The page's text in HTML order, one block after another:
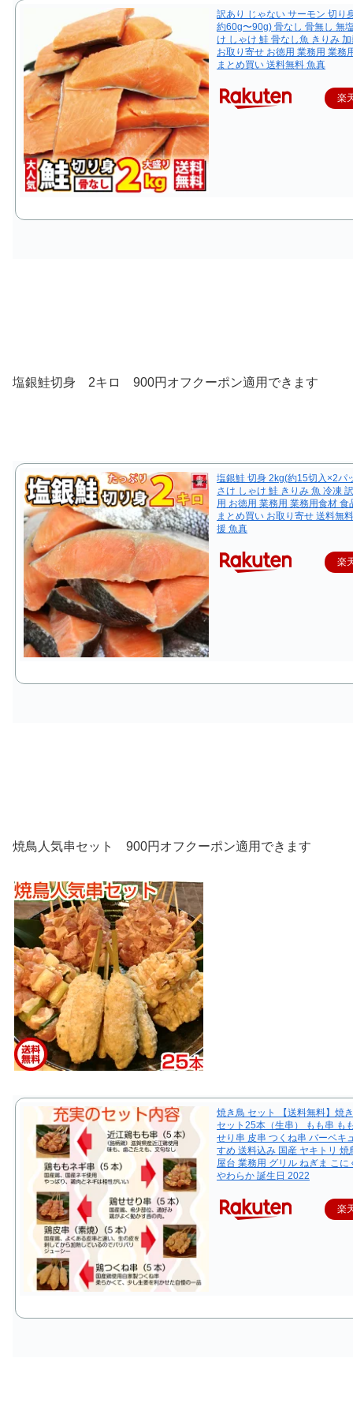
訳あり じゃない サーモン 切り
約60g〜90g) 骨なし 骨無し 無
け しゃけ 鮭 骨なし魚 きりみ
お取り寄せ お徳用 業務用 業務
まとめ買い 送料無料 魚真
楽
塩銀鮭切身 2キロ 900円オフクーポン適用できます
塩銀鮭 切身 2kg(約15切入×2パ
さけ しゃけ 鮭 きりみ 魚 冷凍
用 お徳用 業務用 業務用食材 食
まとめ買い お取り寄せ 送料無
援 魚真
楽
焼鳥人気串セット 900円オフクーポン適用できます
焼き鳥 セット 【送料無料】焼
セット25本（生串） もも串 も
せり串 皮串 つくね串 バーベキ
すめ 送料込み 国産 ヤキトリ 焼
屋台 業務用 グリル ねぎま こに
やわらか 誕生日 2022
楽